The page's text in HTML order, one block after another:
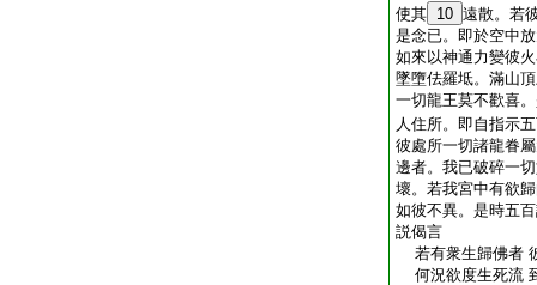
使其 10 遠散。若
是念已。即於空中
如來以神通力變彼
墜墮佉羅坻。滿山
一切龍王莫不歡喜
人住所。即自指示
彼處所一切諸龍眷
邊者。我已破碎一
壞。若我宮中有欲
如彼不異。是時五
説偈言
若有衆生歸佛者
何況欲度生死流